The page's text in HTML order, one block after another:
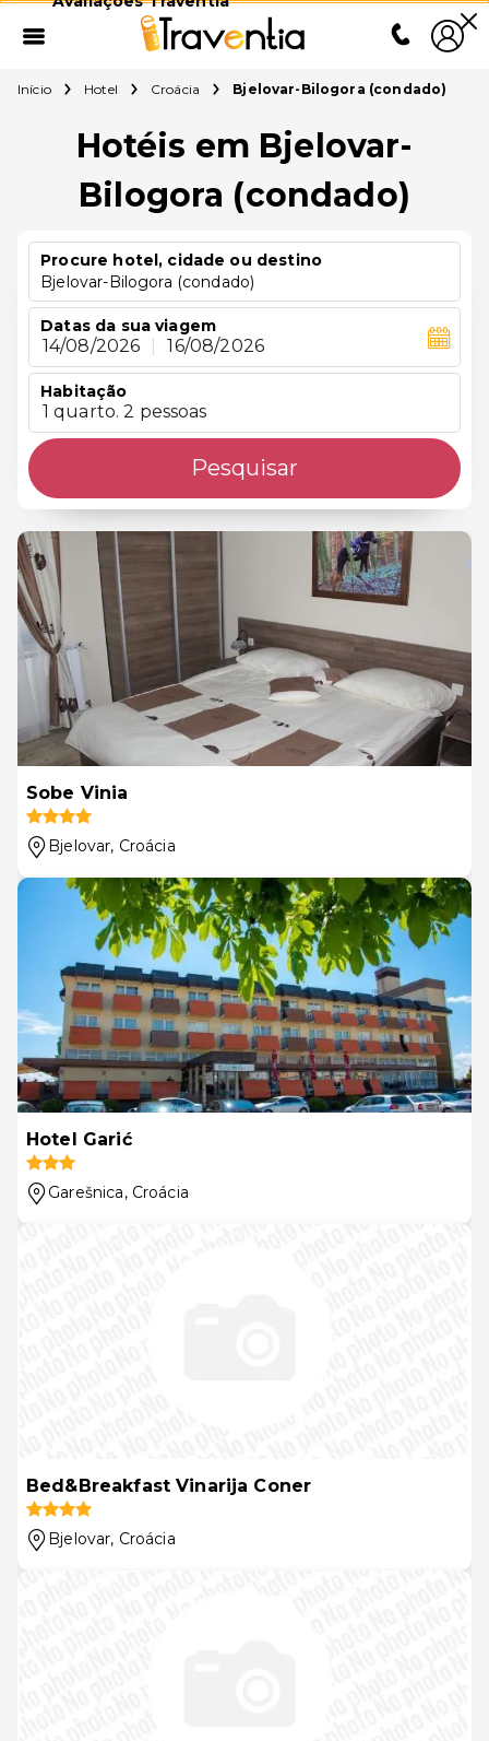
Início Hotel Croácia Bjelovar-Bilogora (condado)
Hotéis em Bjelovar-
Bilogora (condado)
Procure hotel, cidade ou destino
Bjelovar-Bilogora (condado)
Datas da sua viagem
14/08/2026 16/08/2026
Habitação
1 quarto. 2 pessoas
Pesquisar
Sobe Vinia
Bjelovar, Croácia
Hotel Garić
Garešnica, Croácia
Bed&Breakfast Vinarija Coner
Bjelovar, Croácia